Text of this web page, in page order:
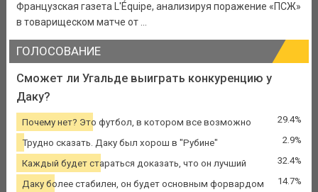
Французская газета L'Équipe, анализируя поражение «ПСЖ»
в товарищеском матче от ...
ГОЛОСОВАНИЕ
Сможет ли Угальде выиграть конкуренцию у
Даку?
Почему нет? Это футбол, в котором все возможно 29.4%
Трудно сказать. Даку был хорош в "Рубине" 2.9%
Каждый будет стараться доказать, что он лучший 32.4%
Даку более стабилен, он будет основным форвардом 14.7%